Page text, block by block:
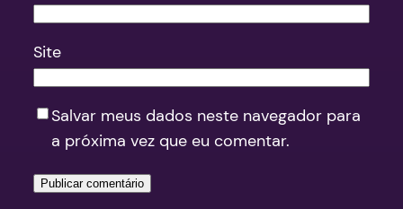
Site
Salvar meus dados neste navegador para
a próxima vez que eu comentar.